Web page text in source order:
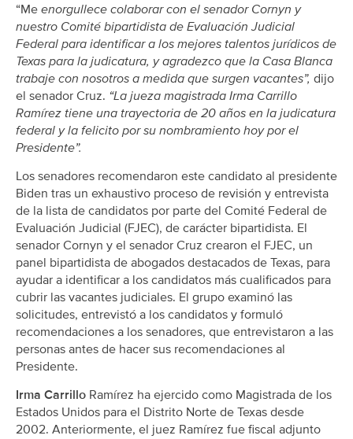
“Me enorgullece colaborar con el senador Cornyn y
nuestro Comité bipartidista de Evaluación Judicial
Federal para identificar a los mejores talentos jurídicos de
Texas para la judicatura, y agradezco que la Casa Blanca
trabaje con nosotros a medida que surgen vacantes”, dijo
el senador Cruz. “La jueza magistrada Irma Carrillo
Ramírez tiene una trayectoria de 20 años en la judicatura
federal y la felicito por su nombramiento hoy por el
Presidente”.
Los senadores recomendaron este candidato al presidente
Biden tras un exhaustivo proceso de revisión y entrevista
de la lista de candidatos por parte del Comité Federal de
Evaluación Judicial (FJEC), de carácter bipartidista. El
senador Cornyn y el senador Cruz crearon el FJEC, un
panel bipartidista de abogados destacados de Texas, para
ayudar a identificar a los candidatos más cualificados para
cubrir las vacantes judiciales. El grupo examinó las
solicitudes, entrevistó a los candidatos y formuló
recomendaciones a los senadores, que entrevistaron a las
personas antes de hacer sus recomendaciones al
Presidente.
Irma Carrillo Ramírez ha ejercido como Magistrada de los
Estados Unidos para el Distrito Norte de Texas desde
2002. Anteriormente, el juez Ramírez fue fiscal adjunto